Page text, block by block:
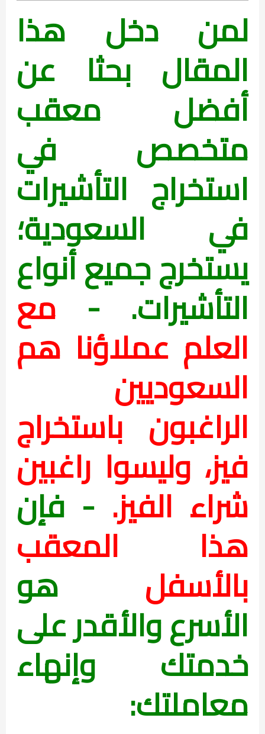
لمن دخل هذا
المقال بحثا عن
أفضل معقب
متخصص في
استخراج التأشيرات
في السعودية؛
يستخرج جميع أنواع
التأشيرات. - مع
العلم عملاؤنا هم
السعوديين
الراغبون باستخراج
فيز، وليسوا راغبين
شراء الفيز. - فإن
هذا المعقب
بالأسفل هو
الأسرع والأقدر على
خدمتك وإنهاء
معاملتك: